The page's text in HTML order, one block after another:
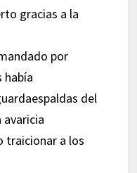
gracias a la
por
había
del
traicionar a los